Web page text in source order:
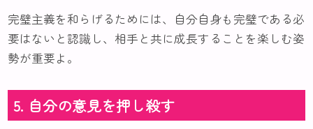
完璧主義を和らげるためには、自分自身も完璧である必
要はないと認識し、相手と共に成長することを楽しむ姿
勢が重要よ。
5. 自分の意見を押し殺す